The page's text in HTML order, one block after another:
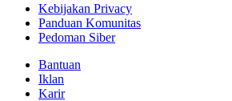
Kebijakan Privacy
Panduan Komunitas
Pedoman Siber
Bantuan
Iklan
Karir